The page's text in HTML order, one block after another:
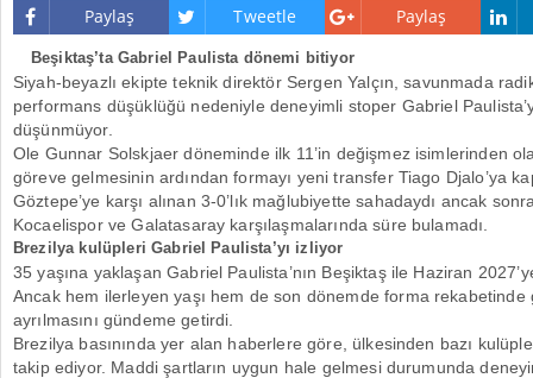
Paylaş Tweetle Paylaş
Beşiktaş’ta Gabriel Paulista dönemi bitiyor
Siyah-beyazlı ekipte teknik direktör Sergen Yalçın, savunmada
performans düşüklüğü nedeniyle deneyimli stoper Gabriel
düşünmüyor.
Ole Gunnar Solskjaer döneminde ilk 11’in değişmez isimlerinden
göreve gelmesinin ardından formayı yeni transfer Tiago Djalo’ya
Göztepe’ye karşı alınan 3-0’lık mağlubiyette sahadaydı ancak
Kocaelispor ve Galatasaray karşılaşmalarında süre bulamadı.
Brezilya kulüpleri Gabriel Paulista’yı izliyor
35 yaşına yaklaşan Gabriel Paulista’nın Beşiktaş ile Haziran
Ancak hem ilerleyen yaşı hem de son dönemde forma rekabetinde
ayrılmasını gündeme getirdi.
Brezilya basınında yer alan haberlere göre, ülkesinden bazı
takip ediyor. Maddi şartların uygun hale gelmesi durumunda